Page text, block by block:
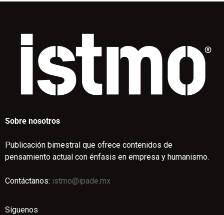
Sobre nosotros
Publicación bimestral que ofrece contenidos de
pensamiento actual con énfasis en empresa y humanismo.
Contáctanos: istmo@ipade.mx
Síguenos